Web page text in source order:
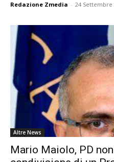
Redazione Zmedia - 24 Settembre
Altre News
Mario Maiolo, PD